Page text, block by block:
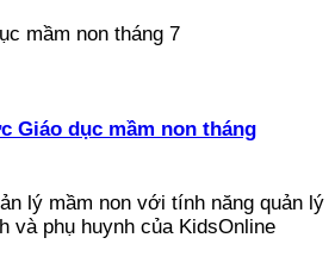
Giáo dục mầm non tháng